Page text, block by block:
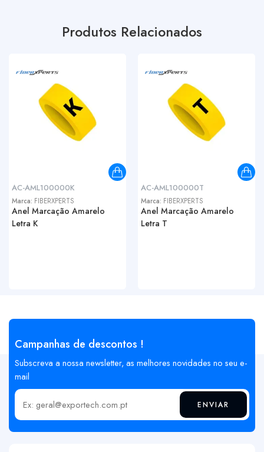
Produtos Relacionados
AC-AML100000K
Marca: FIBERXPERTS
Anel Marcação Amarelo
Letra K
AC-AML100000T
Marca: FIBERXPERTS
Anel Marcação Amarelo
Letra T
Campanhas de descontos !
Subscreva a nossa newsletter, as melhores novidades no seu e-
mail
Insira o seu email ENVIAR